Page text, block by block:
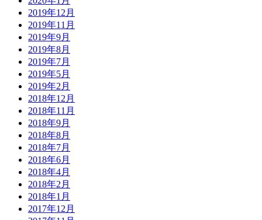
2019年12月
2019年11月
2019年9月
2019年8月
2019年7月
2019年5月
2019年2月
2018年12月
2018年11月
2018年9月
2018年8月
2018年7月
2018年6月
2018年4月
2018年2月
2018年1月
2017年12月